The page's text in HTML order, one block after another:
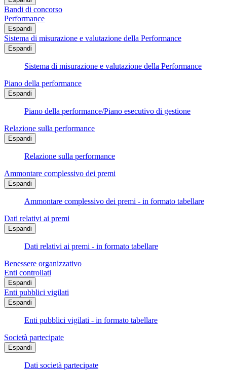
Bandi di concorso
Performance
Espandi
Sistema di misurazione e valutazione della Performance
Espandi
Sistema di misurazione e valutazione della Performance
Piano della performance
Espandi
Piano della performance/Piano esecutivo di gestione
Relazione sulla performance
Espandi
Relazione sulla performance
Ammontare complessivo dei premi
Espandi
Ammontare complessivo dei premi - in formato tabellare
Dati relativi ai premi
Espandi
Dati relativi ai premi - in formato tabellare
Benessere organizzativo
Enti controllati
Espandi
Enti pubblici vigilati
Espandi
Enti pubblici vigilati - in formato tabellare
Società partecipate
Espandi
Dati società partecipate